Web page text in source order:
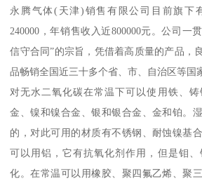
永腾气体(天津)销售有限公司目前旗下
240000，年销售收入近800000元。公司一
信守合同”的宗旨，凭借着高质量的产品，
品畅销全国近三十多个省、市、自治区等国
对无水二氧化碳在常温下可以使用铁、
金、镍和镍合金、银和银合金、金和铂。
的，对此可用的材质有不锈钢、耐蚀镍基
可以用铝，它有抗氧化剂作用，但是钼
化。在常温可以用橡胶、聚四氟乙烯、聚